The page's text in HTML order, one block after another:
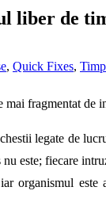
liber de
, Quick Fixes,
fragmentat de
legate de
este; fiecare
iar organismul